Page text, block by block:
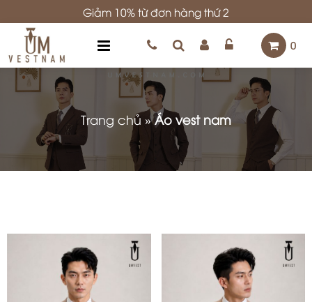
Giảm 10% từ đơn hàng thứ 2
0
Trang chủ » Áo vest nam